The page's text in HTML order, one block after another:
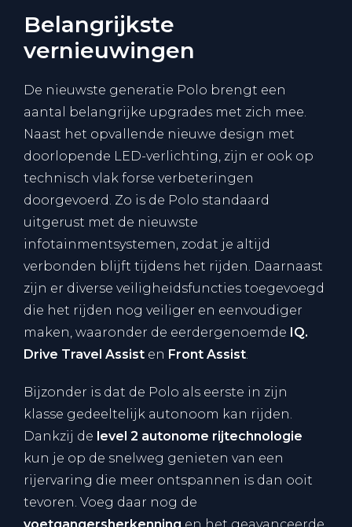
Belangrijkste
vernieuwingen
De nieuwste generatie Polo brengt een
aantal belangrijke upgrades met zich mee.
Naast het opvallende nieuwe design met
doorlopende LED-verlichting, zijn er ook op
technisch vlak forse verbeteringen
doorgevoerd. Zo is de Polo standaard
uitgerust met de nieuwste
infotainmentsystemen, zodat je altijd
verbonden blijft tijdens het rijden. Daarnaast
zijn er diverse veiligheidsfuncties toegevoegd
die het rijden nog veiliger en eenvoudiger
maken, waaronder de eerdergenoemde IQ.
Drive Travel Assist en Front Assist.
Bijzonder is dat de Polo als eerste in zijn
klasse gedeeltelijk autonoom kan rijden.
Dankzij de level 2 autonome rijtechnologie
kun je op de snelweg genieten van een
rijervaring die meer ontspannen is dan ooit
tevoren. Voeg daar nog de